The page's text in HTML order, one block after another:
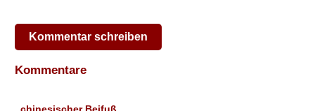
Kommentar schreiben
Kommentare